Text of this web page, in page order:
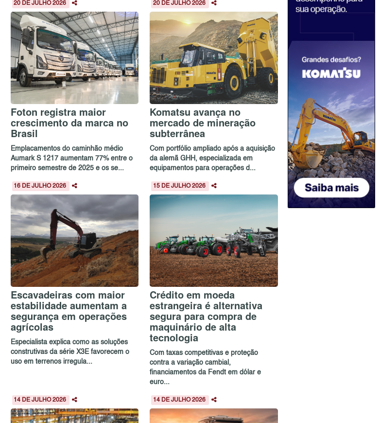
20 DE JULHO 2026
Foton registra maior
crescimento da marca no
Brasil
Emplacamentos do caminhão médio
Aumark S 1217 aumentam 77% entre o
primeiro semestre de 2025 e os se...
20 DE JULHO 2026
Komatsu avança no
mercado de mineração
subterrânea
Com portfólio ampliado após a aquisição
da alemã GHH, especializada em
equipamentos para operações d...
16 DE JULHO 2026
Escavadeiras com maior
estabilidade aumentam a
segurança em operações
agrícolas
Especialista explica como as soluções
construtivas da série X3E favorecem o
uso em terrenos irregula...
15 DE JULHO 2026
Crédito em moeda
estrangeira é alternativa
segura para compra de
maquinário de alta
tecnologia
Com taxas competitivas e proteção
contra a variação cambial,
financiamentos da Fendt em dólar e
euro...
14 DE JULHO 2026 14 DE JULHO 2026